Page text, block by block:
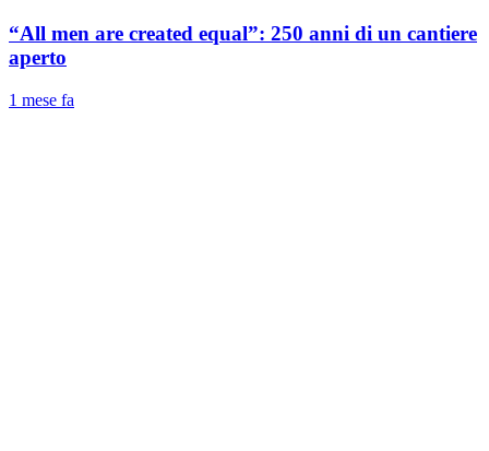
“All men are created equal”: 250 anni di un cantiere
aperto
1 mese fa